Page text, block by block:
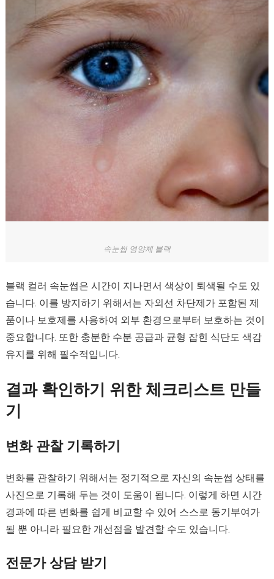
속눈썹 영양제 블랙
블랙 컬러 속눈썹은 시간이 지나면서 색상이 퇴색될 수도 있
습니다. 이를 방지하기 위해서는 자외선 차단제가 포함된 제
품이나 보호제를 사용하여 외부 환경으로부터 보호하는 것이
중요합니다. 또한 충분한 수분 공급과 균형 잡힌 식단도 색감
유지를 위해 필수적입니다.
결과 확인하기 위한 체크리스트 만들
기
변화 관찰 기록하기
변화를 관찰하기 위해서는 정기적으로 자신의 속눈썹 상태를
사진으로 기록해 두는 것이 도움이 됩니다. 이렇게 하면 시간
경과에 따른 변화를 쉽게 비교할 수 있어 스스로 동기부여가
될 뿐 아니라 필요한 개선점을 발견할 수도 있습니다.
전문가 상담 받기